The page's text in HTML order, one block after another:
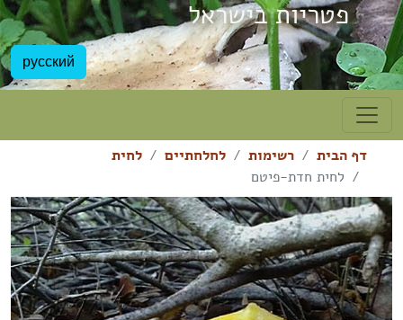
פטריות בישראל
русский
דף הבית רשימות לחלחתיים
לחית
לחית חדת-פיטם